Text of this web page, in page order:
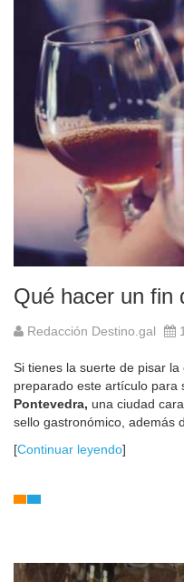
Qué hacer un fin
Redacción Destino.gal
Si tienes la suerte de pisar
preparado este artículo para
Pontevedra, una ciudad
sello gastronómico, además
[Continuar leyendo]